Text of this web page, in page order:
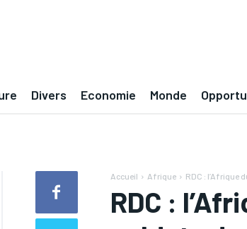
Divers Economie Monde
Accueil Afrique RDC : l’Afrique
RDC :